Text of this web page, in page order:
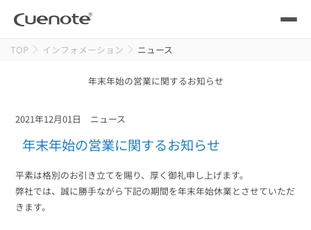
製品
メールリレーサーバー
kintone（キントーン）メール配信
コストを抑える
導入事例
サポート
セミナー
TOP インフォメーション ニュース
年末年始の営業に関するお知らせ
2021年12月01日 ニュース
年末年始の営業に関するお知らせ
平素は格別のお引き立てを賜り、厚く御礼申し上げます。
弊社では、誠に勝手ながら下記の期間を年末年始休業とさせていただ
きます。